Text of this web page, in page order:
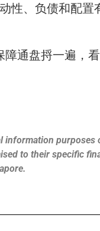
性、负债和配
通盘捋一遍，
to their specific